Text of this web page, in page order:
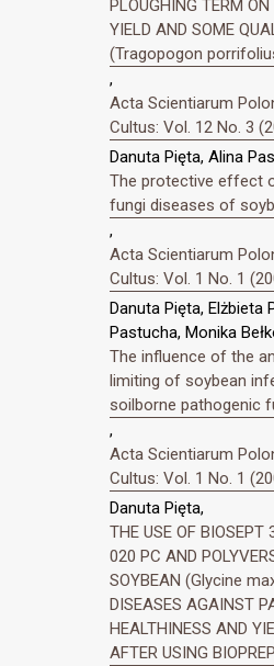
PLOUGHING TERM
YIELD AND SOME
(Tragopogon
,
Acta Scientiarum
Cultus: Vol. 12 No. 3
Danuta Pięta, Alina
The protective effect
fungi diseases of
,
Acta Scientiarum
Cultus: Vol. 1 No. 1
Danuta Pięta, Elżbieta
Pastucha, Monika
The influence of the
limiting of soybean
soilborne pathogenic
,
Acta Scientiarum
Cultus: Vol. 1 No. 1
Danuta Pięta,
THE USE OF BIOSEPT
020 PC AND
SOYBEAN (Glycine
DISEASES AGAINST
HEALTHINESS AND
AFTER USING